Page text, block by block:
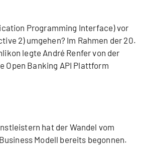
Programming Interface) vor
2) umgehen? Im Rahmen der 20.
legte André Renfer von der
Open Banking API Plattform
hat der Wandel vom
Modell bereits begonnen.